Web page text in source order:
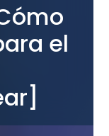
el